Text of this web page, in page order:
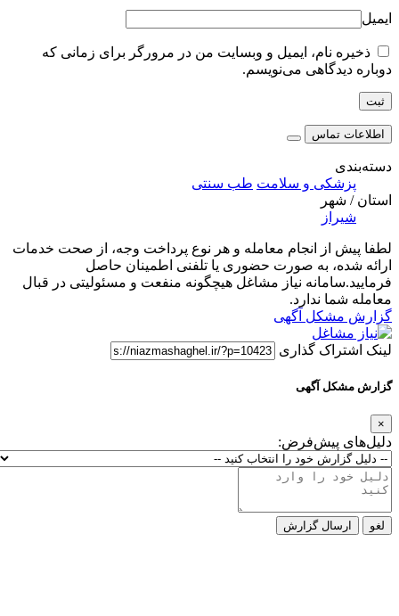
ایمیل
ذخیره نام، ایمیل و وبسایت من در مرورگر برای زمانی که
دوباره دیدگاهی می‌نویسم.
اطلاعات تماس
دسته‌بندی
پزشکی و سلامت طب سنتی
استان / شهر
شیراز
لطفا پیش از انجام معامله و هر نوع پرداخت وجه، از صحت خدمات
ارائه شده، به صورت حضوری یا تلفنی اطمینان حاصل
فرمایید.سامانه نیاز مشاغل هیچگونه منفعت و مسئولیتی در قبال
معامله شما ندارد.
گزارش مشکل آگهی
لینک اشتراک گذاری
گزارش مشکل آگهی
×
دلیل‌های پیش‌فرض:
لغو ارسال گزارش